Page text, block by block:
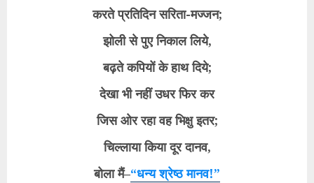
करते प्रतिदिन सरिता-मज्जन;
झोली से पुए निकाल लिये,
बढ़ते कपियों के हाथ दिये;
देखा भी नहीं उधर फिर कर
जिस ओर रहा वह भिक्षु इतर;
चिल्लाया किया दूर दानव,
बोला मैं–“धन्य श्रेष्ठ मानव!”